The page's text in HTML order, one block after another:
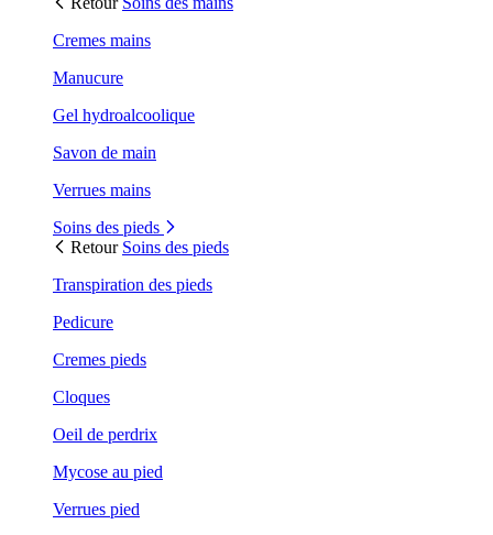
Cremes mains
Manucure
Gel hydroalcoolique
Savon de main
Verrues mains
Soins des pieds
Retour Soins des pieds
Transpiration des pieds
Pedicure
Cremes pieds
Cloques
Oeil de perdrix
Mycose au pied
Verrues pied